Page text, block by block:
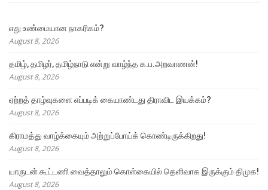
எது உண்மையான நாகரிகம்?
August 8, 2026
தமிழ், தமிழர், தமிழ்நாடு என்று வாழ்ந்த க.ப.அறவாணன்!
August 8, 2026
ஏற்றத் தாழ்வுகளை எப்படிக் கையாண்டது திராவிட இயக்கம்?
August 8, 2026
கிராமத்து வாழ்க்கையும் அற்றுப்போய்க் கொண்டிருக்கிறது!
August 8, 2026
யாருடன் கூட்டணி வைத்தாலும் கொள்கையில் தெளிவாக இருக்கும் திமுக!
August 8, 2026